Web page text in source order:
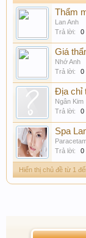
Thẩm
Lan Anh
Trả lời:
0
Giá
Nhớ Anh
Trả lời:
0
Địa chỉ
Ngân Kim
Trả lời:
0
Spa
Trả lời:
0
Hiển thị chủ đề từ 1